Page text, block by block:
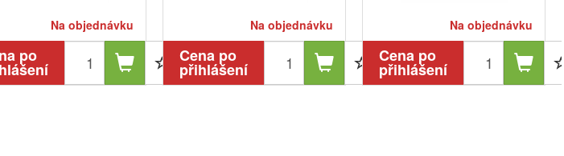
Na objednávku
po
Na objednávku
Cena po
přihlášení
Na objednávku
Cena po
přihlášení